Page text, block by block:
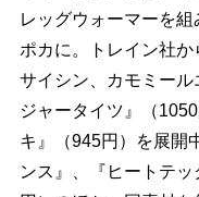
レッグウォーマーを
ポカに。トレイン社
サイシン、カモミー
ジャータイツ』（
キ』（945円）を展開
ンス』、『ヒートテ